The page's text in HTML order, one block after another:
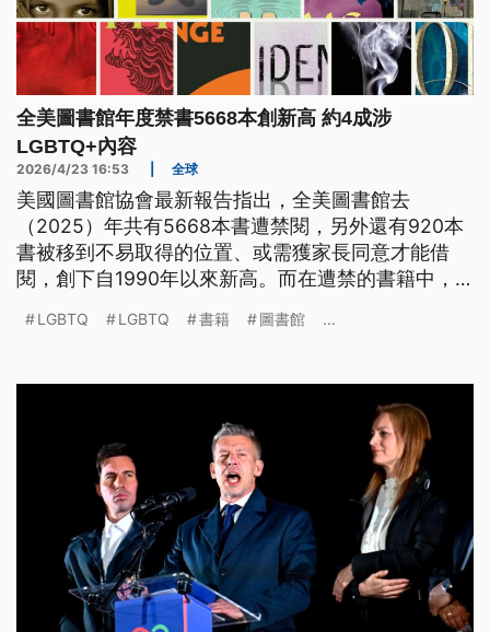
全美圖書館年度禁書5668本創新高 約4成涉
LGBTQ+內容
2026/4/23 16:53 全球
美國圖書館協會最新報告指出，全美圖書館去
（2025）年共有5668本書遭禁閱，另外還有920本
書被移到不易取得的位置、或需獲家長同意才能借
閱，創下自1990年以來新高。而在遭禁的書籍中，
LGBTQ LGBTQ 書籍 圖書館 ...